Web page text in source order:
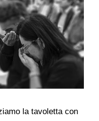
la tavoletta con